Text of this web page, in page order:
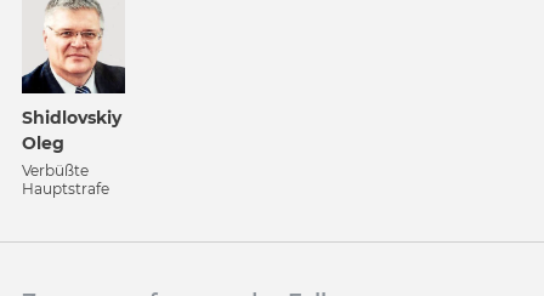
Shidlovskiy
Oleg
Verbüßte
Hauptstrafe